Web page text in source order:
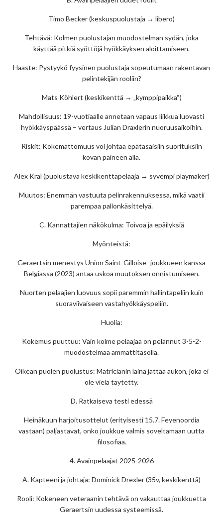
Timo Becker (keskuspuolustaja → libero)
Tehtävä: Kolmen puolustajan muodostelman sydän, joka
käyttää pitkiä syöttöjä hyökkäyksen aloittamiseen.
Haaste: Pystyykö fyysinen puolustaja sopeutumaan rakentavan
pelintekijän rooliin?
Mats Köhlert (keskikenttä → „kymppipaikka“)
Mahdollisuus: 19-vuotiaalle annetaan vapaus liikkua luovasti
hyökkäyspäässä – vertaus Julian Draxlerin nuoruusaikoihin.
Riskit: Kokemattomuus voi johtaa epätasaisiin suorituksiin
kovan paineen alla.
Alex Kral (puolustava keskikenttäpelaaja → syvempi playmaker)
Muutos: Enemmän vastuuta pelinrakennuksessa, mikä vaatii
parempaa pallonkäsittelyä.
C. Kannattajien näkökulma: Toivoa ja epäilyksiä
Myönteistä:
Geraertsin menestys Union Saint-Gilloise -joukkueen kanssa
Belgiassa (2023) antaa uskoa muutoksen onnistumiseen.
Nuorten pelaajien luovuus sopii paremmin hallintapeliin kuin
suoraviivaiseen vastahyökkäyspeliin.
Huolia:
Kokemus puuttuu: Vain kolme pelaajaa on pelannut 3-5-2-
muodostelmaa ammattitasolla.
Oikean puolen puolustus: Matricianin laina jättää aukon, joka ei
ole vielä täytetty.
D. Ratkaiseva testi edessä
Heinäkuun harjoitusottelut (erityisesti 15.7. Feyenoordia
vastaan) paljastavat, onko joukkue valmis soveltamaan uutta
filosofiaa.
4. Avainpelaajat 2025-2026
A. Kapteeni ja johtaja: Dominick Drexler (35v, keskikenttä)
Rooli: Kokeneen veteraanin tehtävä on vakauttaa joukkuetta
Geraertsin uudessa systeemissä.